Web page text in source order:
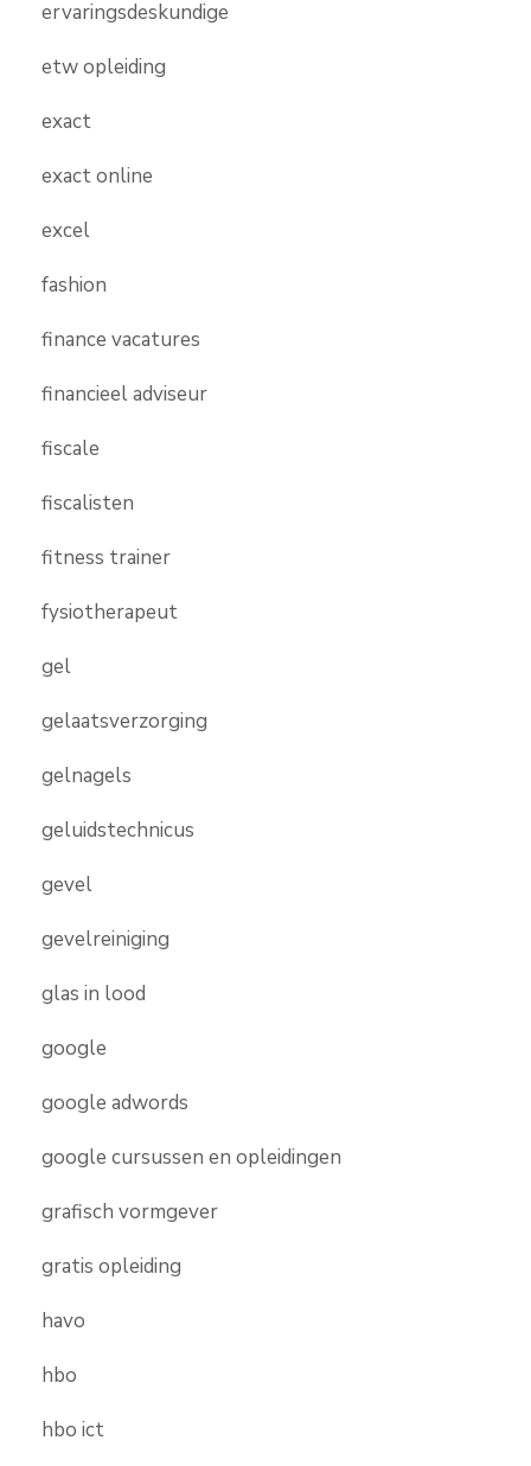
ervaringsdeskundige
etw opleiding
exact
exact online
excel
fashion
finance vacatures
financieel adviseur
fiscale
fiscalisten
fitness trainer
fysiotherapeut
gel
gelaatsverzorging
gelnagels
geluidstechnicus
gevel
gevelreiniging
glas in lood
google
google adwords
google cursussen en opleidingen
grafisch vormgever
gratis opleiding
havo
hbo
hbo ict